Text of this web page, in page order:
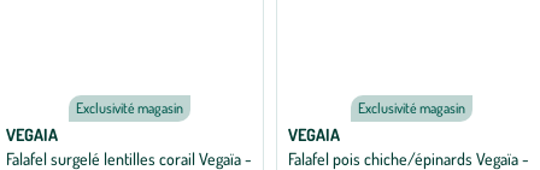
Exclusivité magasin
VEGAIA
Falafel surgelé lentilles corail Vegaïa -
Exclusivité magasin
VEGAIA
Falafel pois chiche/épinards Vegaïa -